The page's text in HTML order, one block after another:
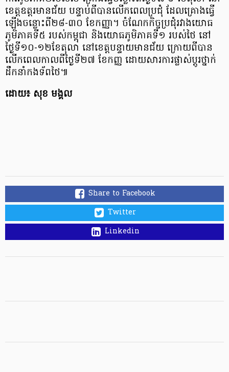
ខេត្តឧត្តរមានជ័យ បន្ទាប់ពីបានលើកពេលប្រជុំ ដែលគ្រោងធ្វើ
ឡើងចន្លោះពី២៨-៣០ ខែកញ្ញា។ ចំណែកកិច្ចប្រជុំរវាងយោធ
ភូមិភាគទី៥ របស់កម្ពុជា និងយោធភូមិភាគទី១ របស់ថៃ នៅ
ថ្ងៃទី១០-១២ខែតុលា នៅខេត្តបន្ទាយមានជ័យ ក្រោយពីបាន
លើកពេលកាលពីថ្ងៃទី២៧ ខែកញ្ញ ដោយសារការផ្លាស់ប្តូរថ្នាក់
ដឹកនាំកងទ័ពថៃ៕
ដោយ៖ សុខ មង្គល
Share to Facebook
Twitter
Linkedin